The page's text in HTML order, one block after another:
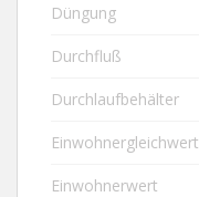
Düngung
Durchfluß
Durchlaufbehälter
Einwohnergleichwert
Einwohnerwert